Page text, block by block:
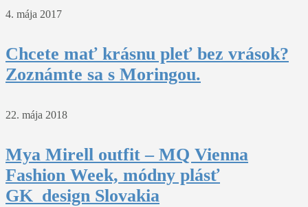
4. mája 2017
Chcete mať krásnu pleť bez vrások?
Zoznámte sa s Moringou.
22. mája 2018
Mya Mirell outfit – MQ Vienna
Fashion Week, módny plásť
GK_design Slovakia